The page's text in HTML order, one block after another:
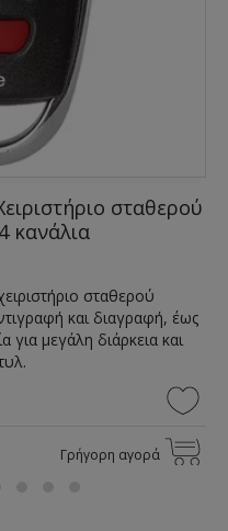
σταθερού
κανάλια
σταθερού
και διαγραφή, έως
για μεγάλη διάρκεια και
Γρήγορη αγορά